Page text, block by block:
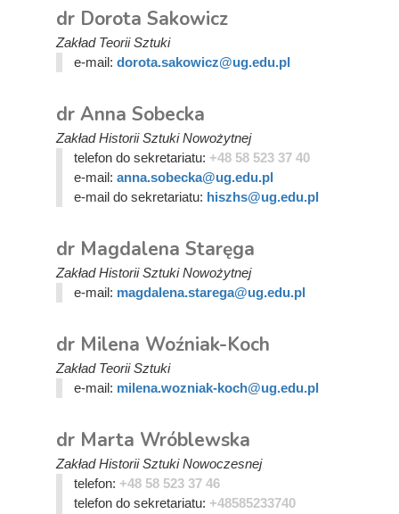
dr Dorota Sakowicz
Zakład Teorii Sztuki
e-mail: dorota.sakowicz@ug.edu.pl
dr Anna Sobecka
Zakład Historii Sztuki Nowożytnej
telefon do sekretariatu: +48 58 523 37 40
e-mail: anna.sobecka@ug.edu.pl
e-mail do sekretariatu: hiszhs@ug.edu.pl
dr Magdalena Staręga
Zakład Historii Sztuki Nowożytnej
e-mail: magdalena.starega@ug.edu.pl
dr Milena Woźniak-Koch
Zakład Teorii Sztuki
e-mail: milena.wozniak-koch@ug.edu.pl
dr Marta Wróblewska
Zakład Historii Sztuki Nowoczesnej
telefon: +48 58 523 37 46
telefon do sekretariatu: +48585233740